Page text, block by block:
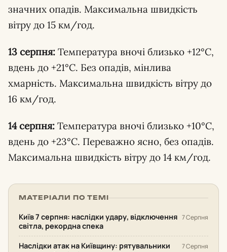
значних опадів. Максимальна швидкість
вітру до 15 км/год.
13 серпня: Температура вночі близько +12°C,
вдень до +21°C. Без опадів, мінлива
хмарність. Максимальна швидкість вітру до
16 км/год.
14 серпня: Температура вночі близько +10°C,
вдень до +23°C. Переважно ясно, без опадів.
Максимальна швидкість вітру до 14 км/год.
МАТЕРІАЛИ ПО ТЕМІ
Київ 7 серпня: наслідки удару, відключення
світла, рекордна спека
7 Серпня
Наслідки атак на Київщину: рятувальники
7 Серпня